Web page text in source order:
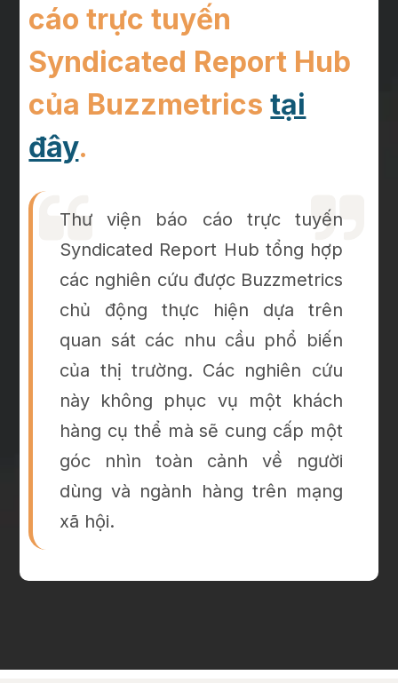
cáo trực tuyến
Syndicated Report Hub
của Buzzmetricstại
đây.
Thư viện báo cáo trực tuyến
Syndicated Report Hub tổng hợp
các nghiên cứu được Buzzmetrics
chủ động thực hiện dựa trên
quan sát các nhu cầu phổ biến
của thị trường. Các nghiên cứu
này không phục vụ một khách
hàng cụ thể mà sẽ cung cấp một
góc nhìn toàn cảnh về người
dùng và ngành hàng trên mạng
xã hội.